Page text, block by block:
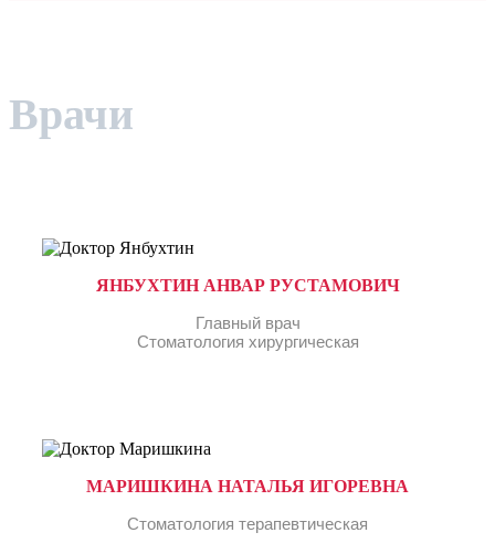
Врачи
ЯНБУХТИН АНВАР РУСТАМОВИЧ
Главный врач
Стоматология хирургическая
МАРИШКИНА НАТАЛЬЯ ИГОРЕВНА
Стоматология терапевтическая